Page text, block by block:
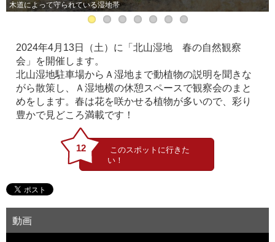
木道によって守られている湿地帯
2024年4月13日（土）に「北山湿地 春の自然観察
会」を開催します。
北山湿地駐車場からＡ湿地まで動植物の説明を聞きな
がら散策し、Ａ湿地横の休憩スペースで観察会のまと
めをします。春は花を咲かせる植物が多いので、彩り
豊かで見どころ満載です！
12
動画